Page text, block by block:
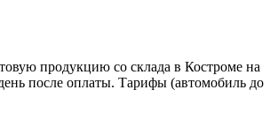
продукцию со склада в Костроме на
после оплаты. Тарифы (автомобиль до